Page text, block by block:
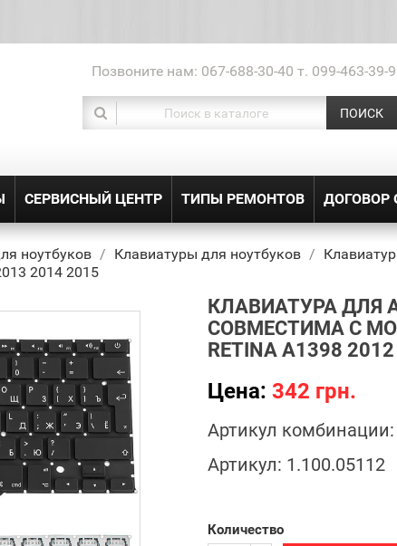
Позвоните нам: 067-688-30-40 т. 099-463-39-
ПОИСК
СЕРВИСНЫЙ ЦЕНТР ТИПЫ РЕМОНТОВ ДОГОВОР
ноутбуков Клавиатуры для ноутбуков
2014 2015
КЛАВИАТУРА ДЛЯ
СОВМЕСТИМА С
RETINA A1398
Цена: 342 грн.
Артикул комбинации:
Артикул: 1.100.05112
Количество